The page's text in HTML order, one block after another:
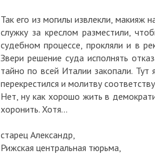
Так его из могилы извлекли, макияж
служку за креслом разместили,
судебном процессе, прокляли и в
Звери решение суда исполнять
тайно по всей Италии закопали.
перекрестился и молитву
Нет, ну как хорошо жить в
хоронить. Хотя…
старец Александр,
Рижская центральная тюрьма,